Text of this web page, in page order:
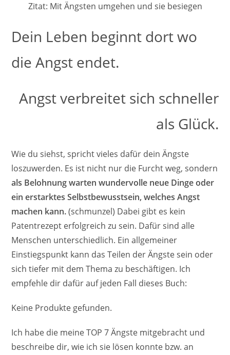
Zitat: Mit Ängsten umgehen und sie besiegen
Dein Leben beginnt dort wo
die Angst endet.
Angst verbreitet sich schneller
als Glück.
Wie du siehst, spricht vieles dafür dein Ängste
loszuwerden. Es ist nicht nur die Furcht weg, sondern
als Belohnung warten wundervolle neue Dinge oder
ein erstarktes Selbstbewusstsein, welches Angst
machen kann.(schmunzel) Dabei gibt es kein
Patentrezept erfolgreich zu sein. Dafür sind alle
Menschen unterschiedlich. Ein allgemeiner
Einstiegspunkt kann das Teilen der Ängste sein oder
sich tiefer mit dem Thema zu beschäftigen. Ich
empfehle dir dafür auf jeden Fall dieses Buch:
Keine Produkte gefunden.
Ich habe die meine TOP 7 Ängste mitgebracht und
beschreibe dir, wie ich sie lösen konnte bzw. an